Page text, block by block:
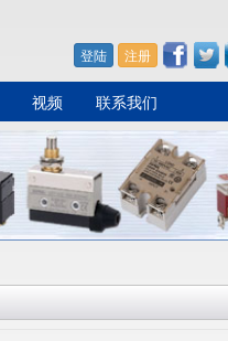
登陆 注册
视频 联系我们